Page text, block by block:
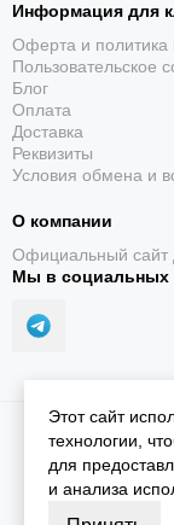
Информация для
Оферта и политика
Пользовательское
Блог
Оплата
Доставка
Реквизиты
Условия обмена и
О компании
Официальный сайт
Мы в социальных
Этот сайт
технологии,
для
и анализа